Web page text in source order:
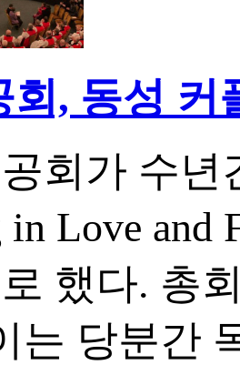
회, 동성 커
회가 수
Love and
했다. 총
는 당분간